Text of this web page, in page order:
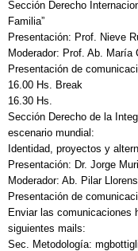
Sección Derecho
Familia”
Presentación: Prof. Nieve
Moderador: Prof. Ab. María
Presentación de
16.00 Hs. Break
16.30 Hs.
Sección Derecho de la
escenario mundial:
Identidad, proyectos y
Presentación: Dr. Jorge
Moderador: Ab. Pilar Llorens
Presentación de
Enviar las comunicaciones
siguientes mails:
Sec. Metodología: